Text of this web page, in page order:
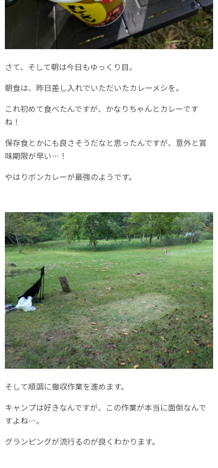
さて、そして朝は今日もゆっくり目。
朝食は、昨日差し入れでいただいたカレーメシを。
これ初めて食べたんですが、かなりちゃんとカレーです
ね！
保存食とかにも良さそうだなと思ったんですが、意外と賞
味期限が早い…！
やはりボンカレーが最強のようです。
そして順調に撤収作業を進めます。
キャンプは好きなんですが、この作業が本当に面倒なんで
すよね…。
グランピングが流行るのが良くわかります。